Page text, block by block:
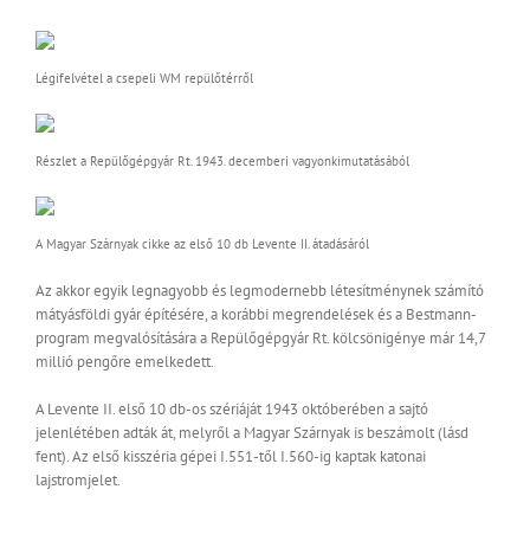
Légifelvétel a csepeli WM repülőtérről
Részlet a Repülőgépgyár Rt. 1943. decemberi vagyonkimutatásából
A Magyar Szárnyak cikke az első 10 db Levente II. átadásáról
Az akkor egyik legnagyobb és legmodernebb létesítménynek számító
mátyásföldi gyár építésére, a korábbi megrendelések és a Bestmann-
program megvalósítására a Repülőgépgyár Rt. kölcsönigénye már 14,7
millió pengőre emelkedett.
A Levente II. első 10 db-os szériáját 1943 októberében a sajtó
jelenlétében adták át, melyről a Magyar Szárnyak is beszámolt (lásd
fent). Az első kisszéria gépei I.551-től I.560-ig kaptak katonai
lajstromjelet.